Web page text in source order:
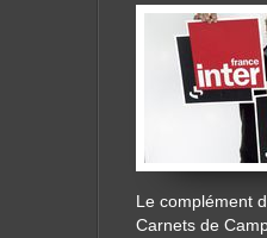
Le complément
Carnets de